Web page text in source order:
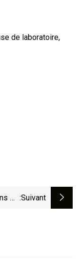
de laboratoire,
De :suivant